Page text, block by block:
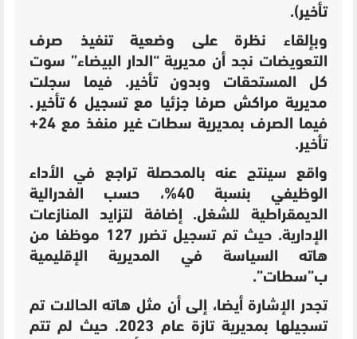
تأخير).
وبإلقاء نظرة على وضعية تنفيذ صرف
التعويضات نجد أن مديرية “الدار البيضاء” سوت
كل المستحقات وبدون تأخير. فيما سجلت
مديرية
مراكش صرفا جزئيا مع تسجيل 6 تأخير.
فيما الصرف بمديرية
سطات غير منفذ مع 24+
تأخير.
واقع سينتج عنه بالمحصلةتراجع في الأداء
الوظيفي بنسبة 40%، حسب الفدرالية
الديمقراطية للشغل. إضافة لتزايد المنازعات
الإدارية. حيث تم تسجيل تضرر
127 موظفا من
هاته السياسة في المديرية الإقليمية
ب”سطات”.
تجدر الإشارة أيضا، إلى أن مثل هاته الحالات تم
تسجيلها بمديرية تازة عام 2023. حيث لم تتم